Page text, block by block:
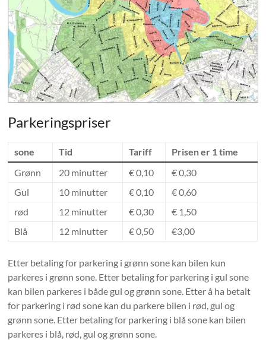
Parkeringspriser
sone Tid Tariff
Prisen er 1 time
Grønn
20 minutter € 0,10
€ 0,30
Gul
10 minutter € 0,10
€ 0,60
rød
12 minutter € 0,30
€ 1,50
Blå
12 minutter € 0,50 €3,00
Etter betaling for parkering i grønn sone kan bilen kun
parkeres i grønn sone. Etter betaling for parkering i gul sone
kan bilen parkeres i både gul og grønn sone. Etter å ha betalt
for parkering i rød sone kan du parkere bilen i rød, gul og
grønn sone. Etter betaling for parkering i blå sone kan bilen
parkeres i blå, rød, gul og grønn sone.